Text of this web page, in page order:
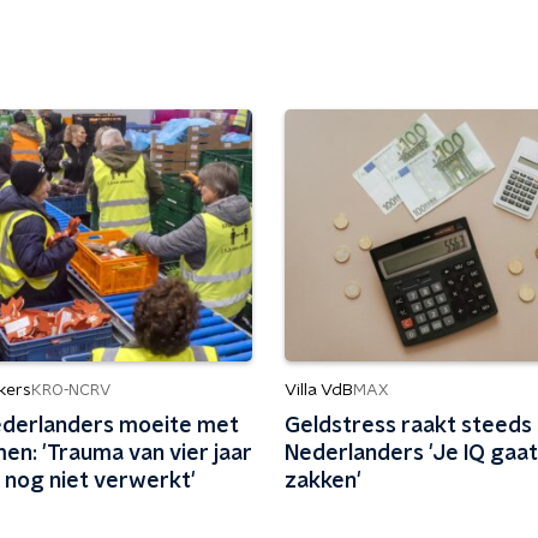
KRO-NCRV
moeite met
'Trauma van vier jaar
nog niet verwerkt'
Villa VdB MAX
Geldstress raakt steeds
Nederlanders 'Je IQ
zakken'